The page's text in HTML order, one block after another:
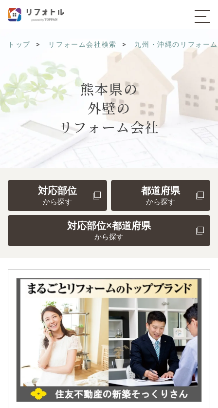
トップ リフォーム会社検索 九州・沖縄のリフォー
熊本県の
外壁の
リフォーム会社
対応部位
から探す
都道府県
から探す
対応部位×都道府県
から探す